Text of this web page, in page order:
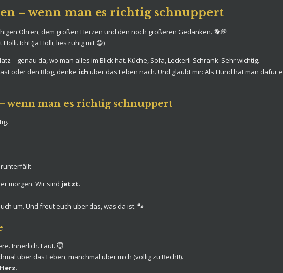
– wenn man es richtig schnuppert
Ohren, dem großen Herzen und den noch größeren Gedanken. 🐕💭
Ich! (Ja Holli, lies ruhig mit 😄)
– genau da, wo man alles im Blick hat. Küche, Sofa, Leckerli-Schrank. Sehr wichtig.
oder den Blog, denke ich über das Leben nach. Und glaubt mir: Als Hund hat man dafür
wenn man es richtig schnuppert
runterfällt
morgen. Wir sind jetzt.
um. Und freut euch über das, was da ist. 🐾
Innerlich. Laut. 😇
über das Leben, manchmal über mich (völlig zu Recht!).
Herz.